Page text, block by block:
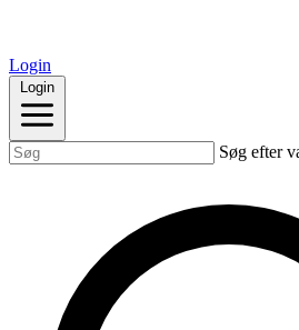
Login
Login
Søg efter